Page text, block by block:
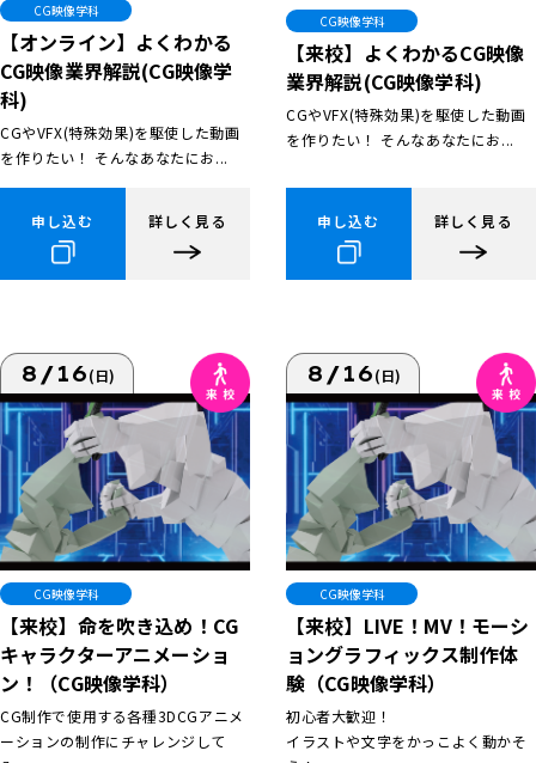
CG映像学科
【オンライン】よくわかる
CG映像業界解説(CG映像学
科)
CGやVFX(特殊効果)を駆使した動画
を作りたい！ そんなあなたにお...
申し込む 詳しく見る
CG映像学科
【来校】よくわかるCG映像
業界解説(CG映像学科)
CGやVFX(特殊効果)を駆使した動画
を作りたい！ そんなあなたにお...
申し込む 詳しく見る
8/16(日)
CG映像学科
【来校】命を吹き込め！CG
キャラクターアニメーショ
ン！（CG映像学科）
CG制作で使用する各種3DCGアニメ
ーションの制作にチャレンジして
8/16(日)
CG映像学科
【来校】LIVE！MV！モーシ
ョングラフィックス制作体
験（CG映像学科）
初心者大歓迎！
イラストや文字をかっこよく動かそ